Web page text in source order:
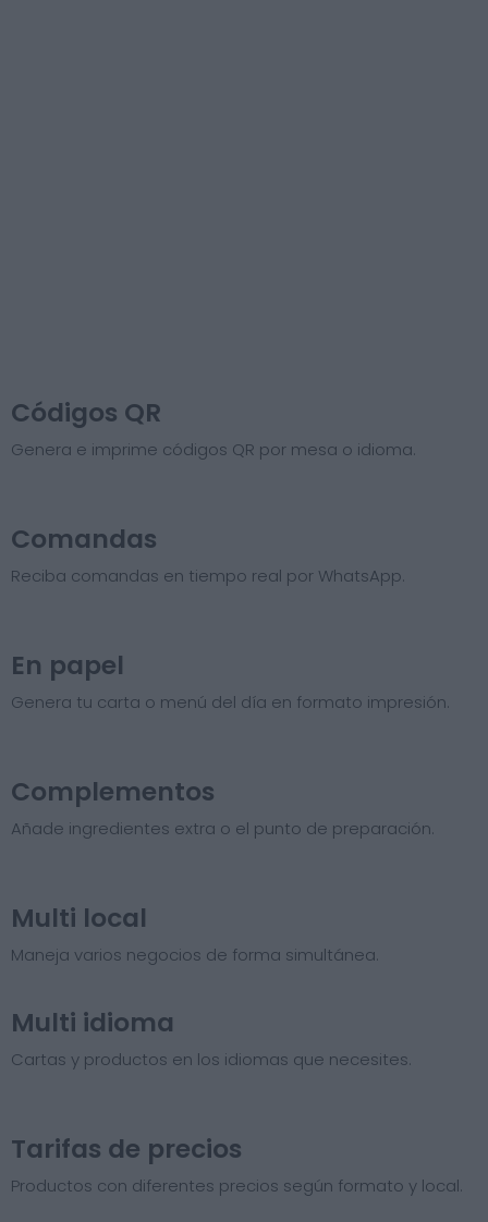
Códigos QR
Genera e imprime códigos QR por mesa o idioma.
Comandas
Reciba comandas en tiempo real por WhatsApp.
En papel
Genera tu carta o menú del día en formato impresión.
Complementos
Añade ingredientes extra o el punto de preparación.
Multi local
Maneja varios negocios de forma simultánea.
Multi idioma
Cartas y productos en los idiomas que necesites.
Tarifas de precios​
Productos con diferentes precios según formato y local.